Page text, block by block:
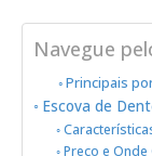
Navegue
Principais
Escova de
Preço e Onde